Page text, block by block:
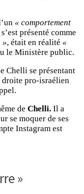
« comportement
présenté comme
», était en réalité «
le Ministère public.
Chelli se présentant
droite pro-israélien
de Chelli. Il a
se moquer de ses
Instagram est
»